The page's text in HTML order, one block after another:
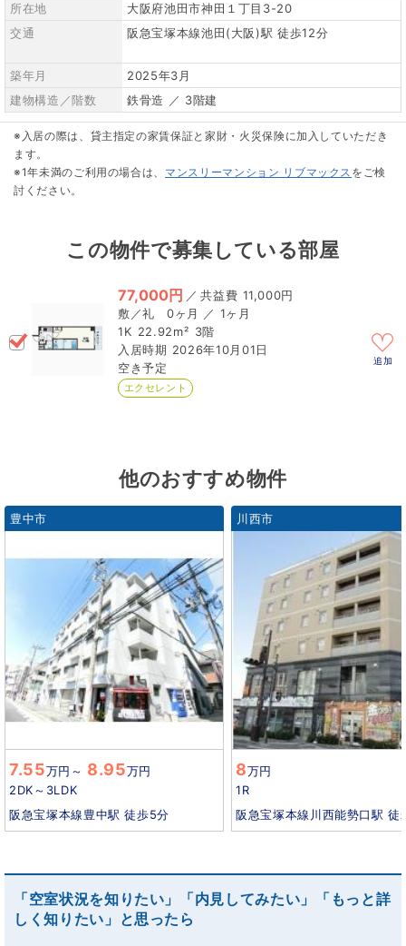
所在地
大阪府池田市神田１丁目3-20
交通
阪急宝塚本線池田(大阪)駅 徒歩12分
築年月
2025年3月
建物構造／階数
鉄骨造 ／ 3階建
※入居の際は、貸主指定の家賃保証と家財・火災保険に加入していただき
ます。
※1年未満のご利用の場合は、 マンスリーマンション リブマックス をご検
討ください。
この物件で募集している部屋
77,000円 ／
11,000円
0ヶ月 ／ 1ヶ月
1K 22.92m² 3階
2026年10月01日
空き予定
エクセレント
追加
他のおすすめ物件
豊中市
7.55万円 ～ 8.95万円
2DK～3LDK
阪急宝塚本線豊中駅 徒歩5分
川西市
8万円
1R
阪急宝塚本線川西能勢口駅 徒
「空室状況を知りたい」「内見してみたい」「もっと詳
しく知りたい」と思ったら